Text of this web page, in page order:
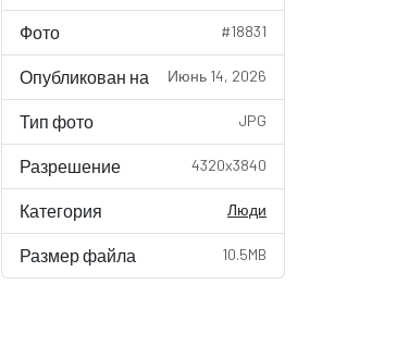
Фото #18831
Опубликован на Июнь 14, 2026
Тип фото JPG
Разрешение 4320x3840
Категория Люди
Размер файла 10.5MB